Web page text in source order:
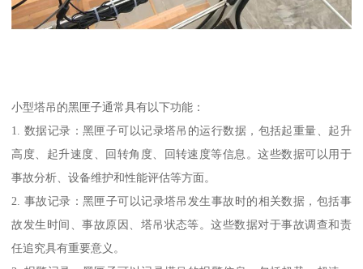
小型塔吊的黑匣子通常具有以下功能：
1. 数据记录：黑匣子可以记录塔吊的运行数据，包括起重量、起升
高度、起升速度、回转角度、回转速度等信息。这些数据可以用于
事故分析、设备维护和性能评估等方面。
2. 事故记录：黑匣子可以记录塔吊发生事故时的相关数据，包括事
故发生时间、事故原因、塔吊状态等。这些数据对于事故调查和责
任追究具有重要意义。